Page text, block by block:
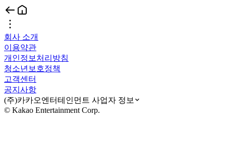
회사 소개
이용약관
개인정보처리방침
청소년보호정책
고객센터
공지사항
(주)카카오엔터테인먼트 사업자 정보
© Kakao Entertainment Corp.